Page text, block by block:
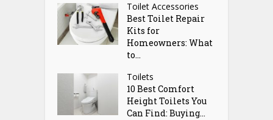
Toilet Accessories
Best Toilet Repair
Kits for
Homeowners: What
to...
Toilets
10 Best Comfort
Height Toilets You
Can Find: Buying...